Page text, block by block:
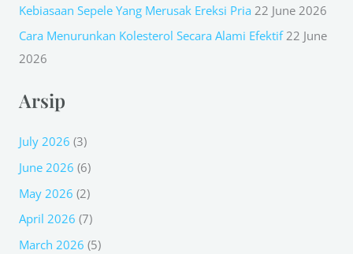
Kebiasaan Sepele Yang Merusak Ereksi Pria 22 June 2026
Cara Menurunkan Kolesterol Secara Alami Efektif 22 June
2026
Arsip
July 2026 (3)
June 2026 (6)
May 2026 (2)
April 2026 (7)
March 2026 (5)